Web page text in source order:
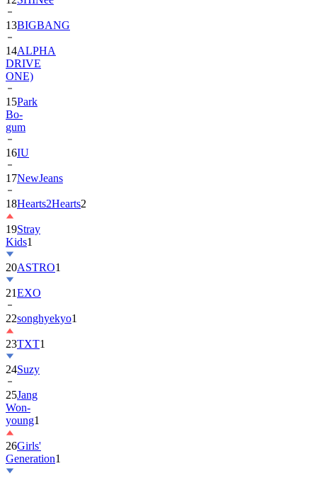
13BIGBANG
14ALPHA
DRIVE
ONE)
15Park
Bo-
gum
16IU
17NewJeans
18Hearts2Hearts2
19Stray
Kids1
20ASTRO1
21EXO
22songhyekyo1
23TXT1
24Suzy
25Jang
Won-
young1
26Girls'
Generation1